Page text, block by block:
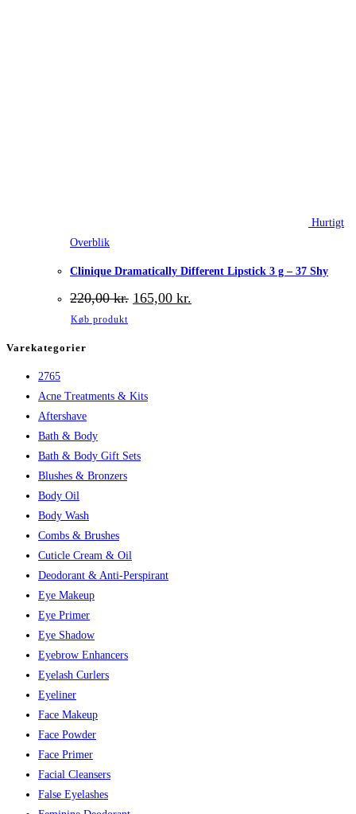
Hurtigt
Overblik
Clinique Dramatically Different Lipstick 3 g – 37 Shy
220,00kr. Den
oprindelige
165,00 kr.
aktuelle
Køb produkt
Varekategorier
2765
Acne Treatments & Kits
Aftershave
Bath & Body
Bath & Body Gift Sets
Blushes & Bronzers
Body Oil
Body Wash
Combs & Brushes
Cuticle Cream & Oil
Deodorant & Anti-Perspirant
Eye Makeup
Eye Primer
Eye Shadow
Eyebrow Enhancers
Eyelash Curlers
Eyeliner
Face Makeup
Face Powder
Face Primer
Facial Cleansers
False Eyelashes